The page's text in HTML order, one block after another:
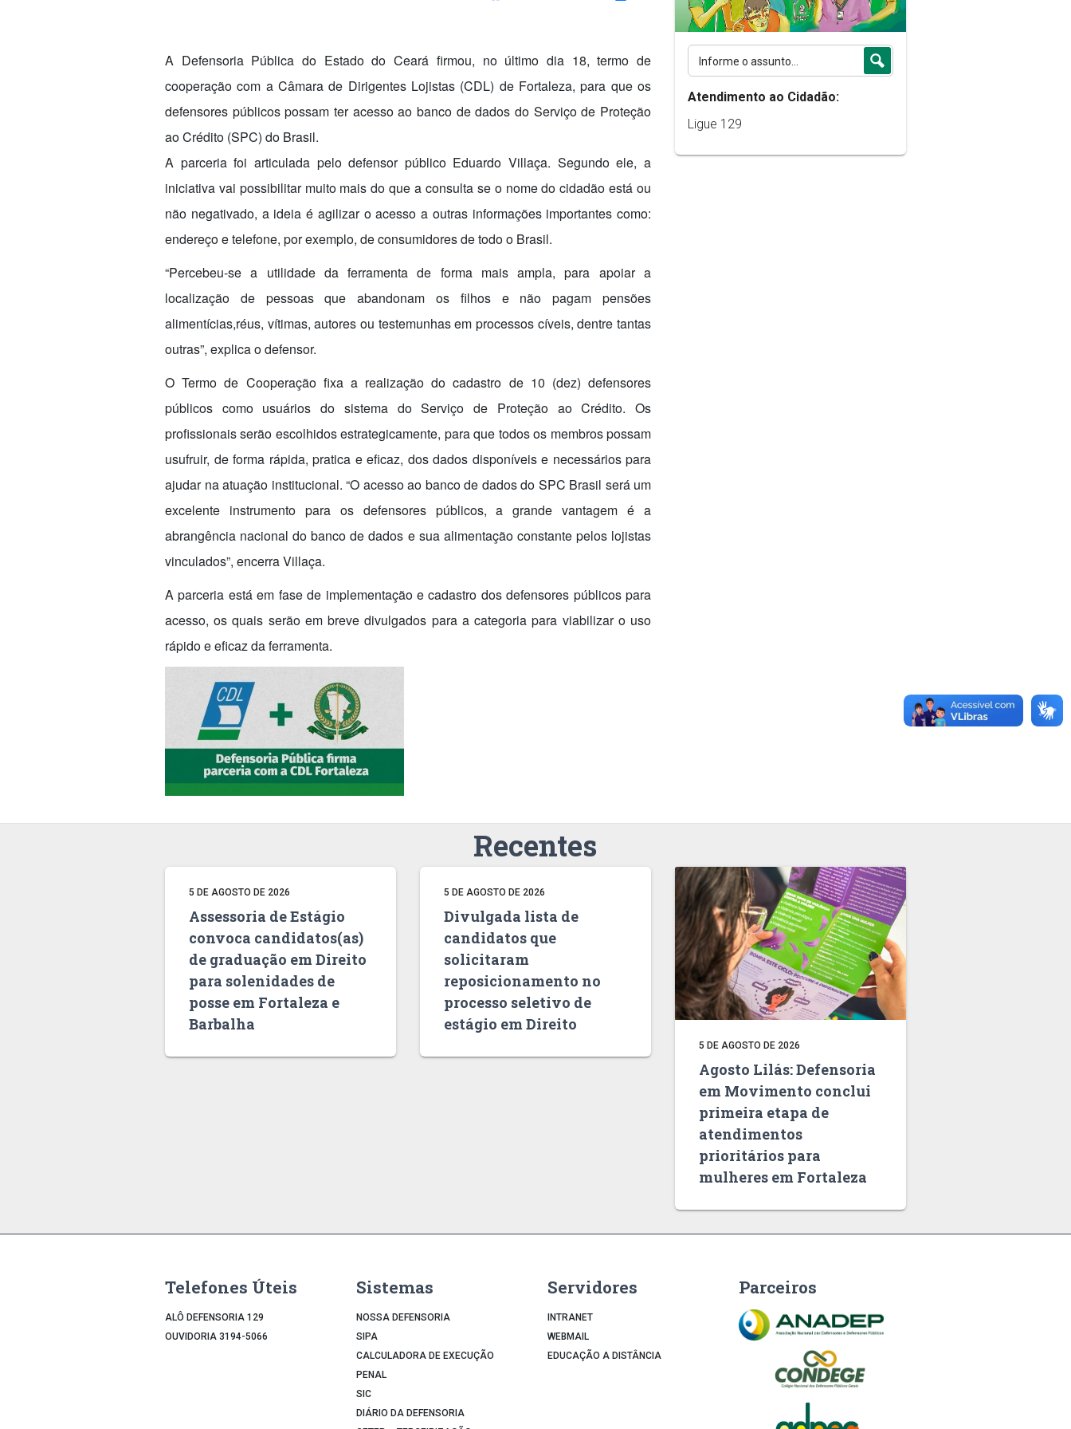
A Defensoria Pública do Estado do Ceará firmou, no último dia 18, termo de
cooperação com a Câmara de Dirigentes Lojistas (CDL) de Fortaleza, para que os
defensores públicos possamteracesso ao banco de dados do Serviço de Proteção
ao Crédito (SPC) do Brasil.
A parceria foi articulada pelo defensor público Eduardo Villaça. Segundo ele, a
iniciativa vai possibilitar muito mais do que a consulta se o nome do cidadão está ou
não negativado, a ideia é agilizar o acesso a outras informações importantes como:
endereço e telefone, por exemplo, de consumidores de todo o Brasil.
“Percebeu-se a utilidade da ferramenta de forma mais ampla, para apoiar a
localização de pessoas que abandonam os filhos e não pagam pensões
alimentícias,réus, vítimas, autores ou testemunhas em processos cíveis, dentre tantas
outras”, explica o defensor.
O Termo de Cooperação fixa a realização do cadastro de 10 (dez) defensores
públicos como usuários do sistema do Serviço de Proteção ao Crédito. Os
profissionais serão escolhidos estrategicamente, para que todos os membros possam
usufruir, de forma rápida, pratica e eficaz, dos dados disponíveis e necessários para
ajudar na atuação institucional. “O acesso ao banco de dados do SPC Brasil será um
excelente instrumento para os defensores públicos, a grande vantagem é a
abrangência nacional do banco de dados e sua alimentação constante pelos lojistas
vinculados”, encerra Villaça.
A parceria está em fase de implementação e cadastro dos defensores públicos para
acesso, os quais serão em breve divulgados para a categoria para viabilizar o uso
rápido e eficaz da ferramenta.
Atendimento ao Cidadão:
Ligue 129
Recentes
5 DE AGOSTO DE 2026
Assessoria de Estágio
convoca candidatos(as)
de graduação em Direito
para solenidades de
posse em Fortaleza e
Barbalha
5 DE AGOSTO DE 2026
Divulgada lista de
candidatos que
solicitaram
reposicionamento no
processo seletivo de
estágio em Direito
5 DE AGOSTO DE 2026
Agosto Lilás: Defensoria
em Movimento conclui
primeira etapa de
atendimentos
prioritários para
mulheres em Fortaleza
Telefones Úteis
ALÔ DEFENSORIA 129
OUVIDORIA 3194-5066
Sistemas
NOSSA DEFENSORIA
SIPA
CALCULADORA DE EXECUÇÃO
PENAL
SIC
DIÁRIO DA DEFENSORIA
Servidores
INTRANET
WEBMAIL
EDUCAÇÃO A DISTÂNCIA
Parceiros